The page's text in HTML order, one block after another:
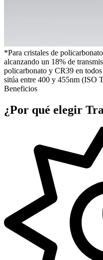
*Para cristales de
alcanzando un 18% de
policarbonato y CR39 en
sitúa entre 400 y 455nm (ISO
Beneficios
¿Por qué elegir